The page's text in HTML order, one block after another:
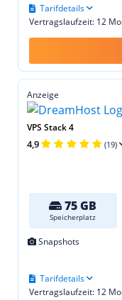
Vertragslaufzeit: 12
Tarifdetails
Anzeige
VPS Stack 4
4,9 (19)
75 GB
Speicherplatz
Snapshots
Vertragslaufzeit: 12
Tarifdetails